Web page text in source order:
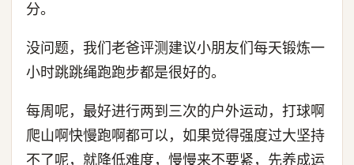
分。
没问题，我们老爸评测建议小朋友们每天锻炼一
小时跳跳绳跑跑步都是很好的。
每周呢，最好进行两到三次的户外运动，打球啊
爬山啊快慢跑啊都可以，如果觉得强度过大坚持
不了呢，就降低难度，慢慢来不要紧，先养成运